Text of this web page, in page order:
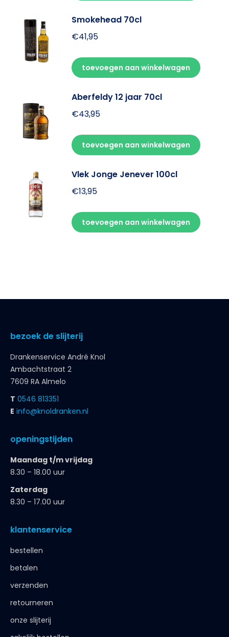
Smokehead 70cl
€41,95
toevoegen aan winkelwagen
Aberfeldy 12 jaar 70cl
€43,95
toevoegen aan winkelwagen
Vlek Jonge Jenever 100cl
€13,95
toevoegen aan winkelwagen
bezoek de slijterij
Drankenservice André Knol
Ambachtstraat 2
7609 RA Almelo
T 0546 813351
E info@knoldranken.nl
openingstijden
Maandag t/m vrijdag
8.30 – 18.00 uur
Zaterdag
8.30 – 17.00 uur
klantenservice
bestellen
betalen
verzenden
retourneren
onze slijterij